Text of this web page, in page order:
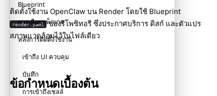
ติดตั้งใช้งาน OpenClaw บน Render โดยใช้ Blueprint
render.yaml ของรีโพซิทอรี ซึ่งประกาศบริการ ดิสก์ และตัวแปร
สภาพแวดล้อมไว้ในไฟล์เดียว
ข้อกำหนดเบื้องต้น
Blueprint
การเลือกแพ็กเกจ
หลังการติดตั้งใช้งาน
เข้าถึง UI ควบคุม
บันทึก
การเข้าถึงเชลล์